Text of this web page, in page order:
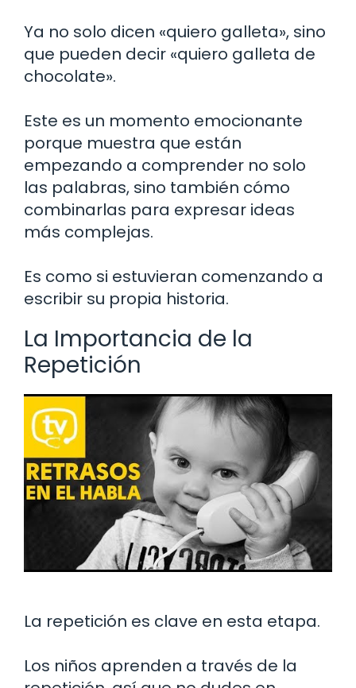
Ya no solo dicen «quiero galleta», sino
que pueden decir «quiero galleta de
chocolate».
Este es un momento emocionante
porque muestra que están
empezando a comprender no solo
las palabras, sino también cómo
combinarlas para expresar ideas
más complejas.
Es como si estuvieran comenzando a
escribir su propia historia.
La Importancia de la
Repetición
La repetición es clave en esta etapa.
Los niños aprenden a través de la